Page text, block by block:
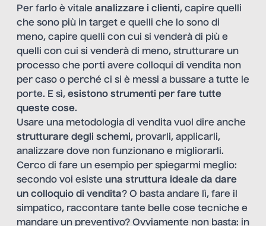
Per farlo è vitale analizzare i clienti, capire quelli
che sono più in target e quelli che lo sono di
meno, capire quelli con cui si venderà di più e
quelli con cui si venderà di meno, strutturare un
processo che porti avere colloqui di vendita non
per caso o perché ci si è messi a bussare a tutte le
porte. E sì, esistono strumenti per fare tutte
queste cose.
Usare una metodologia di vendita vuol dire anche
strutturare degli schemi, provarli, applicarli,
analizzare dove non funzionano e migliorarli.
Cerco di fare un esempio per spiegarmi meglio:
secondo voi esiste una struttura ideale da dare
un colloquio di vendita? O basta andare lì, fare il
simpatico, raccontare tante belle cose tecniche e
mandare un preventivo? Ovviamente non basta: in